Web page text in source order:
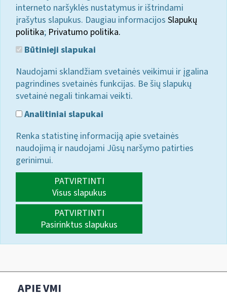
interneto naršyklės nustatymus ir ištrindami
įrašytus slapukus. Daugiau informacijos Slapukų
politika; Privatumo politika.
Būtinieji slapukai
Naudojami sklandžiam svetainės veikimui ir įgalina
pagrindines svetainės funkcijas. Be šių slapukų
svetainė negali tinkamai veikti.
Analitiniai slapukai
Renka statistinę informaciją apie svetainės
naudojimą ir naudojami Jūsų naršymo patirties
gerinimui.
PATVIRTINTI
Visus slapukus
PATVIRTINTI
Pasirinktus slapukus
APIE VMI